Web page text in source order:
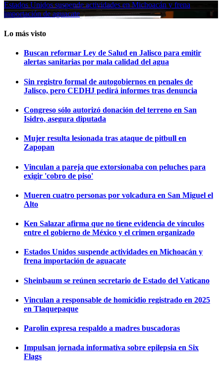
Estados Unidos suspende actividades en Michoacán y frena
importación de aguacate
Lo más visto
Buscan reformar Ley de Salud en Jalisco para emitir
alertas sanitarias por mala calidad del agua
Sin registro formal de autogobiernos en penales de
Jalisco, pero CEDHJ pedirá informes tras denuncia
Congreso sólo autorizó donación del terreno en San
Isidro, asegura diputada
Mujer resulta lesionada tras ataque de pitbull en
Zapopan
Vinculan a pareja que extorsionaba con peluches para
exigir 'cobro de piso'
Mueren cuatro personas por volcadura en San Miguel el
Alto
Ken Salazar afirma que no tiene evidencia de vínculos
entre el gobierno de México y el crimen organizado
Estados Unidos suspende actividades en Michoacán y
frena importación de aguacate
Sheinbaum se reúnen secretario de Estado del Vaticano
Vinculan a responsable de homicidio registrado en 2025
en Tlaquepaque
Parolin expresa respaldo a madres buscadoras
Impulsan jornada informativa sobre epilepsia en Six
Flags